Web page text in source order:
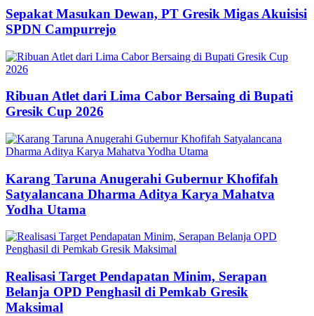
Sepakat Masukan Dewan, PT Gresik Migas Akuisisi
SPDN Campurrejo
Ribuan Atlet dari Lima Cabor Bersaing di Bupati
Gresik Cup 2026
Karang Taruna Anugerahi Gubernur Khofifah
Satyalancana Dharma Aditya Karya Mahatva
Yodha Utama
Realisasi Target Pendapatan Minim, Serapan
Belanja OPD Penghasil di Pemkab Gresik
Maksimal